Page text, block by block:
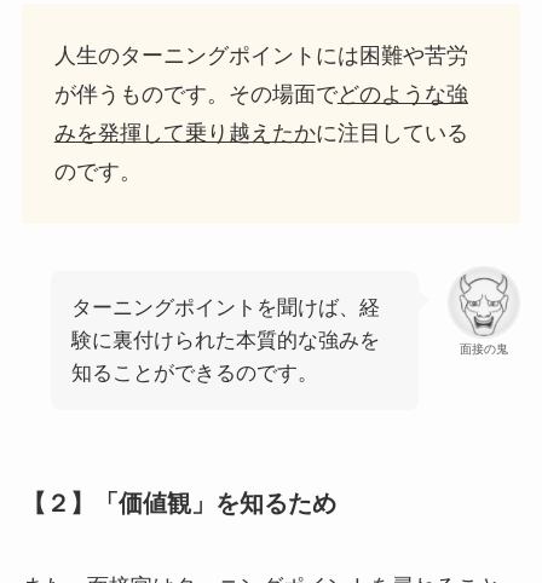
人生のターニングポイントには困難や苦労
が伴うものです。その場面でどのような強
みを発揮して乗り越えたかに注目している
のです。
面接の鬼
ターニングポイントを聞けば、経
験に裏付けられた本質的な強みを
知ることができるのです。
【２】「価値観」を知るため